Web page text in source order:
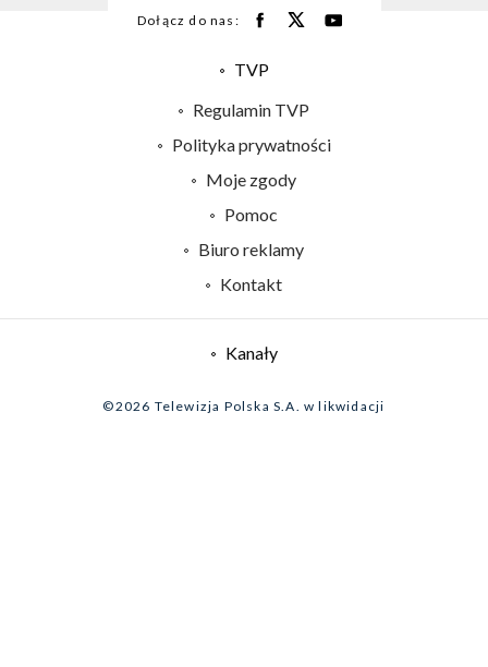
Dołącz do nas:
TVP
Centrum informacji TVP
Naziemna Telewizja Cyfrowa
System NOS
Biuro Reklamy
Regulamin TVP
Polityka prywatności
Moje zgody
Pomoc
Biuro reklamy
Kontakt
Kanały
©2026 Telewizja Polska S.A. w likwidacji